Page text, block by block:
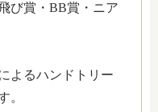
び賞・BB賞・ニア
よるハンドトリー
。